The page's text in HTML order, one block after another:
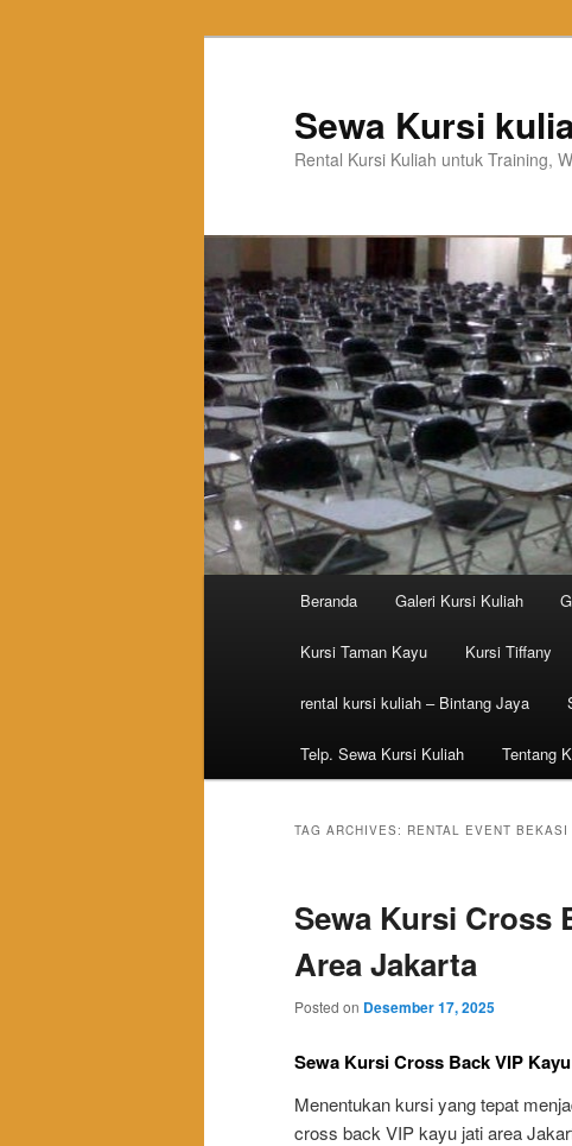
Sewa Kursi
Rental Kursi Kuliah untuk Training,
Skip to primary content
Skip to secondary content
Beranda Galeri Kursi Kuliah
Kursi Taman Kayu Kursi Tiffany
rental kursi kuliah – Bintang Jaya
Telp. Sewa Kursi Kuliah Tentang
TAG ARCHIVES: RENTAL EVENT BEKASI
Sewa Kursi Cross
Area Jakarta
Posted on Desember 17, 2025
Sewa Kursi Cross Back VIP
Menentukan kursi yang tepat
cross back VIP kayu jati area